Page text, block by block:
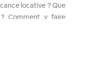
locative ? Que
Comment y faire
retrouvez tous